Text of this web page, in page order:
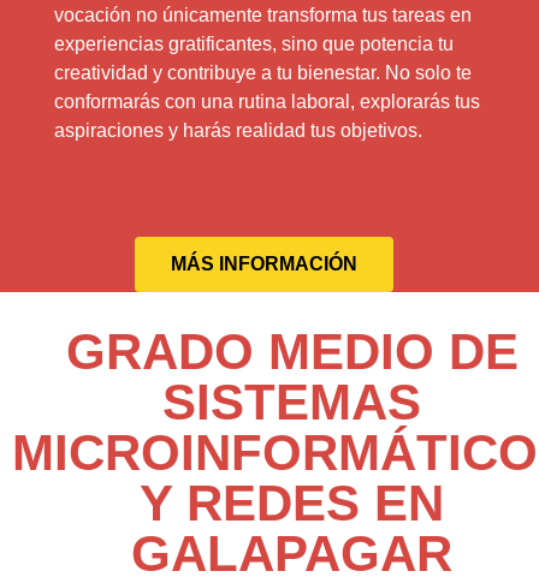
vocación no únicamente transforma tus tareas en
experiencias gratificantes, sino que potencia tu
creatividad y contribuye a tu bienestar. No solo te
conformarás con una rutina laboral, explorarás tus
aspiraciones y harás realidad tus objetivos.
MÁS INFORMACIÓN
GRADO MEDIO DE
SISTEMAS
Y REDES EN
GALAPAGAR